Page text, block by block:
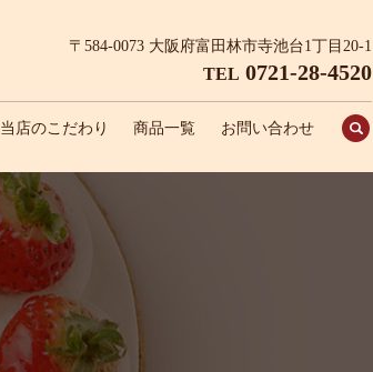
〒584-0073 大阪府富田林市寺池台1丁目20-1
TEL 0721-28-4520
当店のこだわり 商品一覧 お問い合わせ